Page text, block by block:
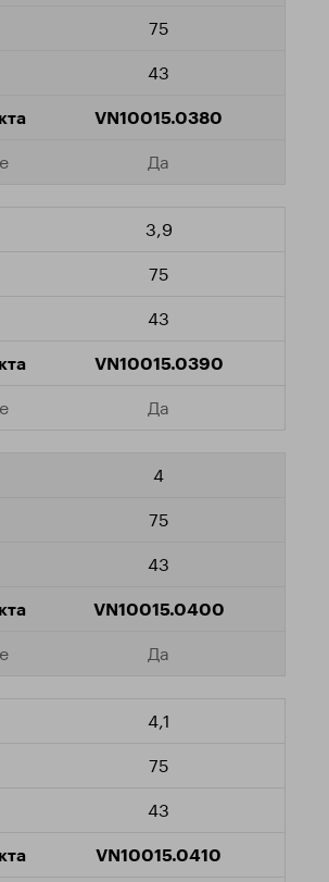
75
43
VN10015.0380
Да
3,9
75
43
VN10015.0390
Да
4
75
43
VN10015.0400
Да
4,1
75
43
VN10015.0410